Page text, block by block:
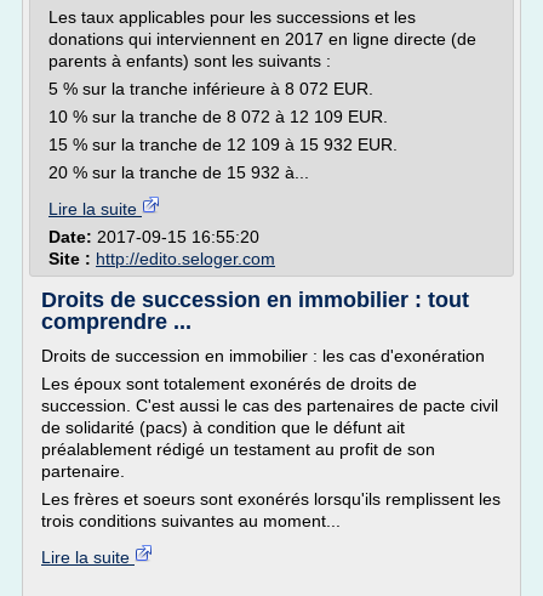
Les taux applicables pour les successions et les
donations qui interviennent en 2017 en ligne directe (de
parents à enfants) sont les suivants :
5 % sur la tranche inférieure à 8 072 EUR.
10 % sur la tranche de 8 072 à 12 109 EUR.
15 % sur la tranche de 12 109 à 15 932 EUR.
20 % sur la tranche de 15 932 à...
Lire la suite
Date: 2017-09-15 16:55:20
Site : http://edito.seloger.com
Droits de succession en immobilier : tout
comprendre ...
Droits de succession en immobilier : les cas d'exonération
Les époux sont totalement exonérés de droits de
succession. C'est aussi le cas des partenaires de pacte civil
de solidarité (pacs) à condition que le défunt ait
préalablement rédigé un testament au profit de son
partenaire.
Les frères et soeurs sont exonérés lorsqu'ils remplissent les
trois conditions suivantes au moment...
Lire la suite